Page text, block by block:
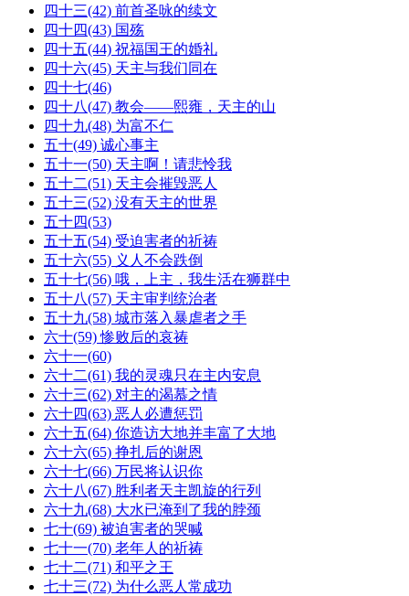
四十三(42) 前首圣咏的续文
四十四(43) 国殇
四十五(44) 祝福国王的婚礼
四十六(45) 天主与我们同在
四十七(46)
四十八(47) 教会——熙雍，天主的山
四十九(48) 为富不仁
五十(49) 诚心事主
五十一(50) 天主啊！请悲怜我
五十二(51) 天主会摧毁恶人
五十三(52) 没有天主的世界
五十四(53)
五十五(54) 受迫害者的祈祷
五十六(55) 义人不会跌倒
五十七(56) 哦，上主，我生活在狮群中
五十八(57) 天主审判统治者
五十九(58) 城市落入暴虐者之手
六十(59) 惨败后的哀祷
六十一(60)
六十二(61) 我的灵魂只在主内安息
六十三(62) 对主的渴慕之情
六十四(63) 恶人必遭惩罚
六十五(64) 你造访大地并丰富了大地
六十六(65) 挣扎后的谢恩
六十七(66) 万民将认识你
六十八(67) 胜利者天主凯旋的行列
六十九(68) 大水已淹到了我的脖颈
七十(69) 被迫害者的哭喊
七十一(70) 老年人的祈祷
七十二(71) 和平之王
七十三(72) 为什么恶人常成功